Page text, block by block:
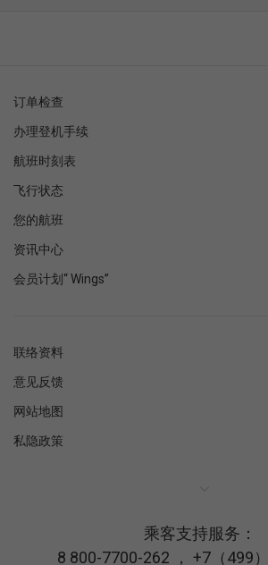
订单检查
办理登机手续
航班时刻表
飞行状态
您的航班
资讯中心
会员计划“ Wings”
联络资料
意见反馈
网站地图
私隐政策
乘客支持服务：
8 800-7700-262 ， +7（499